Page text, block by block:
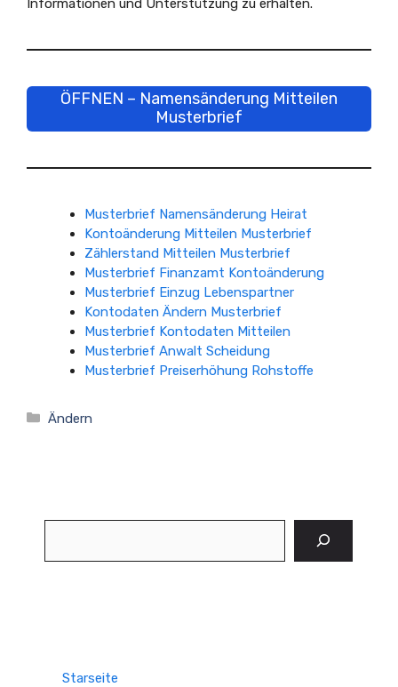
ÖFFNEN – Namensänderung Mitteilen
Musterbrief
Musterbrief Namensänderung Heirat
Kontoänderung Mitteilen Musterbrief
Zählerstand Mitteilen Musterbrief
Musterbrief Finanzamt Kontoänderung
Musterbrief Einzug Lebenspartner
Kontodaten Ändern Musterbrief
Musterbrief Kontodaten Mitteilen
Musterbrief Anwalt Scheidung
Musterbrief Preiserhöhung Rohstoffe
Kategorien
Ändern
Starseite